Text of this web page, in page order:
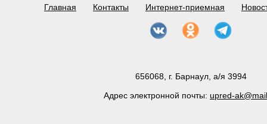
Главная Контакты Интернет-приемная
656068, г. Барнаул, а/я 3994
Адрес электронной почты: upred-